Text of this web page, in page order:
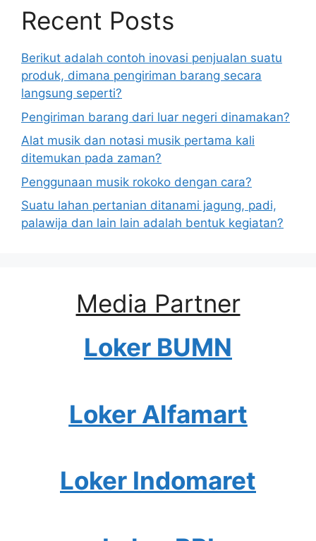
Recent Posts
Berikut adalah contoh inovasi penjualan suatu
produk, dimana pengiriman barang secara
langsung seperti?
Pengiriman barang dari luar negeri dinamakan?
Alat musik dan notasi musik pertama kali
ditemukan pada zaman?
Penggunaan musik rokoko dengan cara?
Suatu lahan pertanian ditanami jagung, padi,
palawija dan lain lain adalah bentuk kegiatan?
Media Partner
Loker BUMN
Loker Alfamart
Loker Indomaret